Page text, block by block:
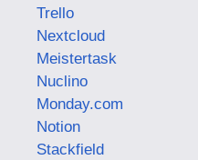
Trello
Nextcloud
Meistertask
Nuclino
Monday.com
Notion
Stackfield